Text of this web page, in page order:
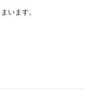
います。